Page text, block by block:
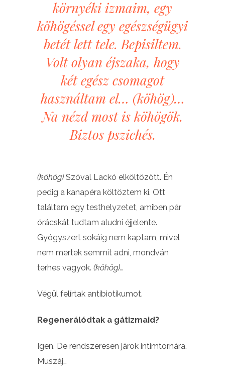
környéki izmaim, egy
köhögéssel egy egészségügyi
betét lett tele. Bepisiltem.
Volt olyan éjszaka, hogy
két egész csomagot
használtam el… (köhög)…
Na nézd most is köhögök.
Biztos pszichés.
(köhög) Szóval Lackó elköltözött. Én
pedig a kanapéra költöztem ki. Ott
találtam egy testhelyzetet, amiben pár
órácskát tudtam aludni éjjelente.
Gyógyszert sokáig nem kaptam, mivel
nem mertek semmit adni, mondván
terhes vagyok. (köhög)…
Végül felírtak antibiotikumot.
Regenerálódtak a gátizmaid?
Igen. De rendszeresen járok intimtornára.
Muszáj…